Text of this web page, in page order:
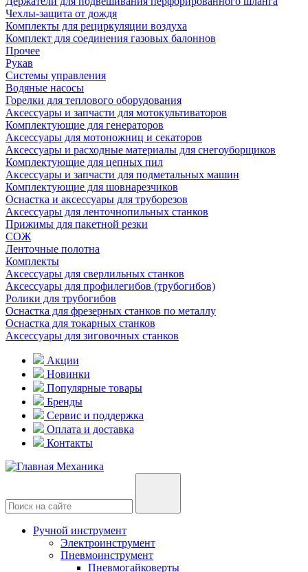
Чехлы-защита от дождя
Комплекты для рециркуляции воздуха
Комплект для соединения газовых балоннов
Прочее
Рукав
Системы управления
Водяные насосы
Горелки для теплового оборудования
Аксессуары и запчасти для мотокультиваторов
Комплектующие для генераторов
Аксессуары для мотоножниц и секаторов
Аксессуары и расходные материалы для снегоуборщиков
Комплектующие для цепных пил
Аксессуары и запчасти для подметальных машин
Комплектующие для шовнарезчиков
Оснастка и аксессуары для труборезов
Аксессуары для ленточнопильных станков
Прижимы для пакетной резки
СОЖ
Ленточные полотна
Комплекты
Аксессуары для сверлильных станков
Аксессуары для профилегибов (трубогибов)
Ролики для трубогибов
Оснастка для фрезерных станков по металлу
Оснастка для токарных станков
Аксессуары для зиговочных станков
Акции
Новинки
Популярные товары
Бренды
Сервис и поддержка
Оплата и доставка
Контакты
Ручной инструмент
Электроинструмент
Пневмоинструмент
Пневмогайковерты